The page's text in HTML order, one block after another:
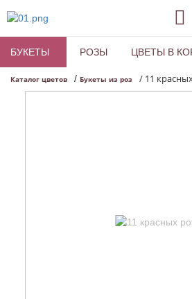
БУКЕТЫ РОЗЫ ЦВЕТЫ В
Каталог цветов / Букеты из роз / 11